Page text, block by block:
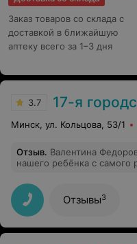
Заказ товаров со склада с
доставкой в ближайшую
аптеку всего за 1–3 дня
3.7 17-я городская
Минск, ул. Кольцова, 53/1
Отзыв. Валентина
нашего ребёнка с самого
опыта. Всегда
доброжелательна. Все её
по лечению эффективны.
нашего ребёнка такой
Отзывы3